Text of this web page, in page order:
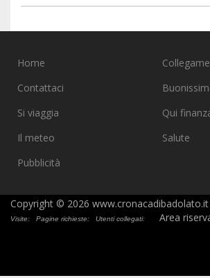
Home
Contattaci
Si viaggia
Qui
Il meteo
Salute
Pubblicità
Copyright © 2026
Visite: Pagine richieste: Utenti collegati: Area